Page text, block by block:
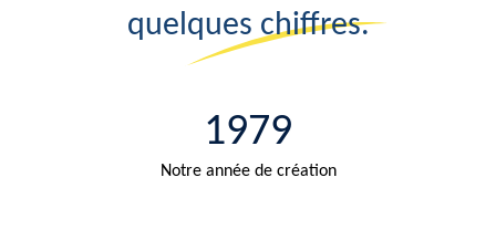
quelques chiffres.
1979
Notre année de création